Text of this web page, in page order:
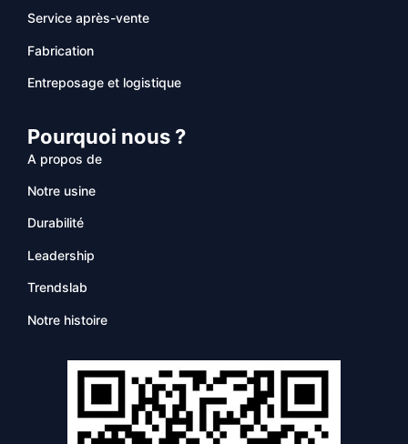
Service après-vente
Fabrication
Entreposage et logistique
Pourquoi nous ?
A propos de
Notre usine
Durabilité
Leadership
Trendslab
Notre histoire